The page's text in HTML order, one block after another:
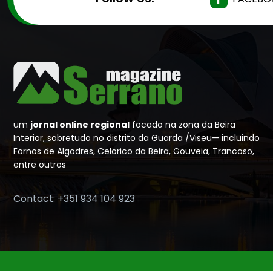
um jornal online regional focado na zona da Beira
Interior, sobretudo no distrito da Guarda /Viseu— incluindo
Fornos de Algodres, Celorico da Beira, Gouveia, Trancoso,
entre outros
Contact: +351 934 104 923